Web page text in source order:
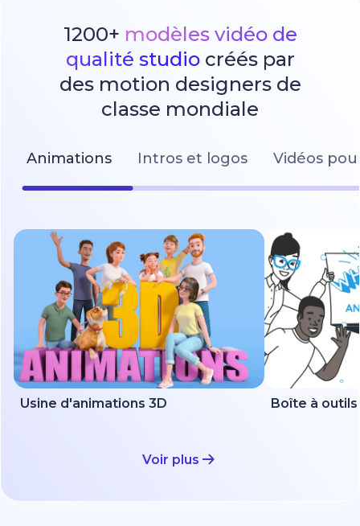
1200+ modèles vidéo de
qualité studiocréés par
des motion designers de
classe mondiale
Animations Intros et logos Vidéos
Usine d'animations 3D
Voir plus